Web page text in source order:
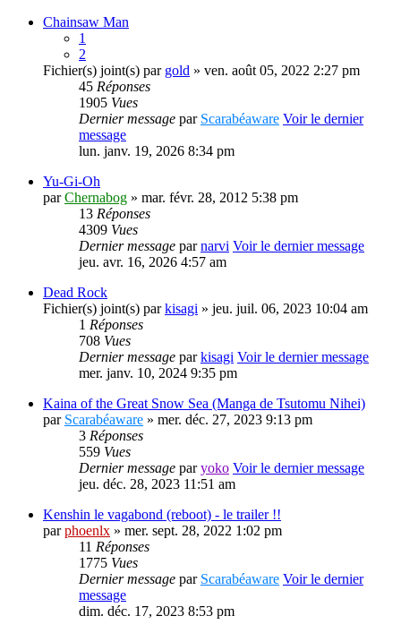
Chainsaw Man
1
2
Fichier(s) joint(s) par gold » ven. août 05, 2022 2:27 pm
45 Réponses
1905 Vues
Dernier message par Scarabéaware Voir le dernier
message
lun. janv. 19, 2026 8:34 pm
Yu-Gi-Oh
parChernabog » mar. févr. 28, 2012 5:38 pm
13 Réponses
4309 Vues
Dernier message parnarvi Voir le dernier message
jeu. avr. 16, 2026 4:57 am
Dead Rock
Fichier(s) joint(s) parkisagi » jeu. juil. 06, 2023 10:04 am
1 Réponses
708 Vues
Dernier message parkisagi Voir le dernier message
mer. janv. 10, 2024 9:35 pm
Kaina of the Great Snow Sea (Manga de Tsutomu Nihei)
par Scarabéaware » mer. déc. 27, 2023 9:13 pm
3 Réponses
559 Vues
Dernier message paryoko Voir le dernier message
jeu. déc. 28, 2023 11:51 am
Kenshin le vagabond (reboot) - le trailer !!
parphoenlx » mer. sept. 28, 2022 1:02 pm
11 Réponses
1775 Vues
Dernier message par Scarabéaware Voir le dernier
message
dim. déc. 17, 2023 8:53 pm